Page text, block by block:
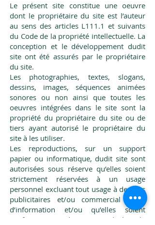
Le présent site constitue une oeuvre
dont le propriétaire du site est l’auteur
au sens des articles L111.1 et suivants
du Code de la propriété intellectuelle. La
conception et le développement dudit
site ont été assurés par le propriétaire
du site.
Les photographies, textes, slogans,
dessins, images, séquences animées
sonores ou non ainsi que toutes les
oeuvres intégrées dans le site sont la
propriété du propriétaire du site ou de
tiers ayant autorisé le propriétaire du
site à les utiliser.
Les reproductions, sur un support
papier ou informatique, dudit site sont
autorisées sous réserve qu’elles soient
strictement réservées à un usage
personnel excluant tout usage à des fins
publicitaires et/ou commercial et/ou
d’information et/ou qu’elles soient
conformes aux dispositions de l’article